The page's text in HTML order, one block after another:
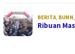
BERITA, BUMN,
Ribuan